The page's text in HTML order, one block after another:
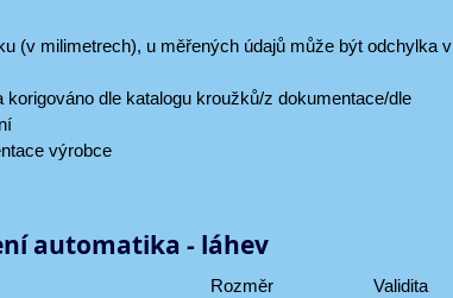
(v milimetrech), u měřených údajů může být odchylka v
dle katalogu kroužků/z dokumentace/dle
výrobce
automatika - láhev
Rozměr Validita